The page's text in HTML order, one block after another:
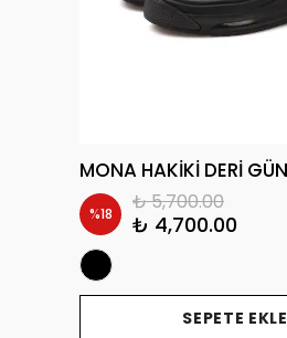
%18 ₺ 5,700.00
₺ 4,700.00
SEPETE EKLE